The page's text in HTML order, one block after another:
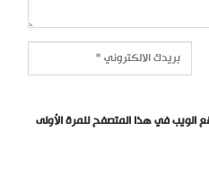
الويب في هذا المتصفح للمرة الأولى